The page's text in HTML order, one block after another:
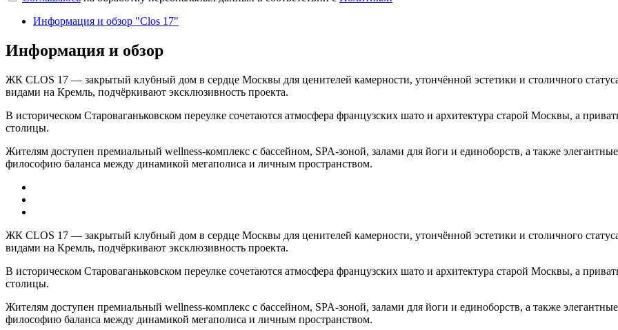
Информация и обзор "Clos 17"
Информация и обзор
ЖК CLOS 17 — закрытый клубный дом в сердце Москвы для ценителей камерности, утончённой эстетики и столичного
видами на Кремль, подчёркивают эксклюзивность проекта.
В историческом Староваганьковском переулке сочетаются атмосфера французских шато и архитектура старой Москвы, а
столицы.
Жителям доступен премиальный wellness-комплекс с бассейном, SPA-зоной, залами для йоги и единоборств, а также
философию баланса между динамикой мегаполиса и личным пространством.
ЖК CLOS 17 — закрытый клубный дом в сердце Москвы для ценителей камерности, утончённой эстетики и столичного
видами на Кремль, подчёркивают эксклюзивность проекта.
В историческом Староваганьковском переулке сочетаются атмосфера французских шато и архитектура старой Москвы, а
столицы.
Жителям доступен премиальный wellness-комплекс с бассейном, SPA-зоной, залами для йоги и единоборств, а также
философию баланса между динамикой мегаполиса и личным пространством.